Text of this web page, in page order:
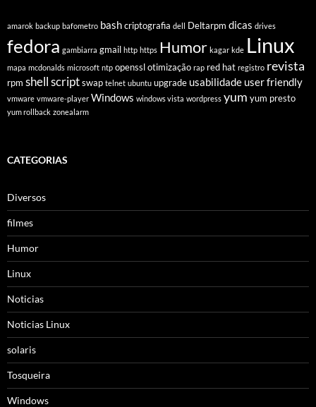
amarok backup bafometro bashcriptografia dell Deltarpm dicas drives
fedora gambiarra gmail http https Humor kagar kde Linux
mapa mcdonalds microsoft ntp opensslotimização rap red hat registro revista
rpm shell scriptswap telnet ubuntu upgrade usabilidade user friendly
vmware vmware-player Windows windows vista wordpress yum yum presto
yum rollback zonealarm
CATEGORIAS
Diversos
filmes
Humor
Linux
Noticias
Noticias Linux
solaris
Tosqueira
Windows